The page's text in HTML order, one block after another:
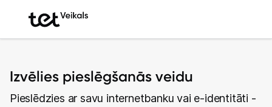
Izvēlies pieslēgšanās veidu
Pieslēdzies ar savu internetbanku vai e-identitāti -